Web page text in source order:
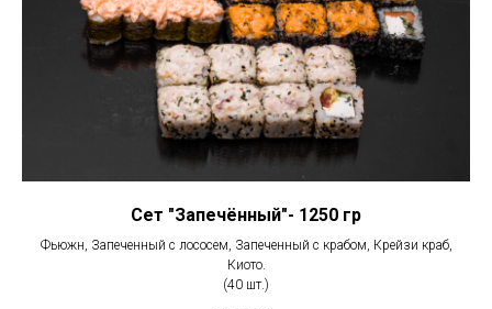
Сет "Запечённый"- 1250 гр
Фьюжн, Запеченный с лососем, Запеченный с крабом, Крейзи краб,
Киото.
(40 шт.)